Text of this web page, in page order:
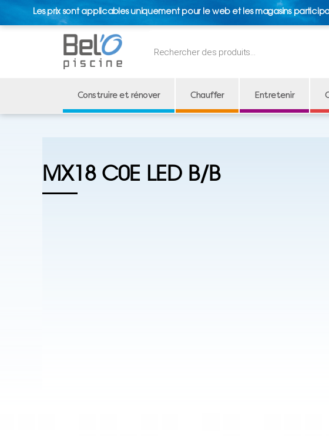
Les prix sont applicables uniquement pour le web et les magasins
de
Construire et rénover Chauffer Entretenir
MX18 C0E LED B/B